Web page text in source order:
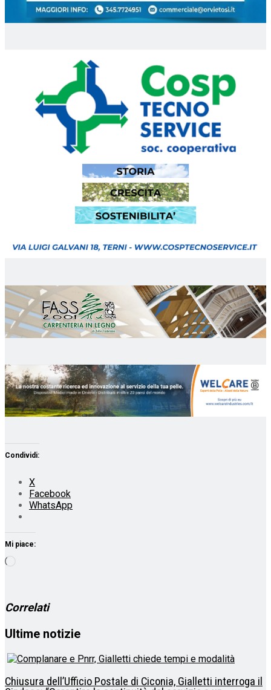
Condividi:
X
Facebook
WhatsApp
Mi piace:
Correlati
Ultime notizie
Chiusura dell’Ufficio Postale di Ciconia, Gialletti interroga il